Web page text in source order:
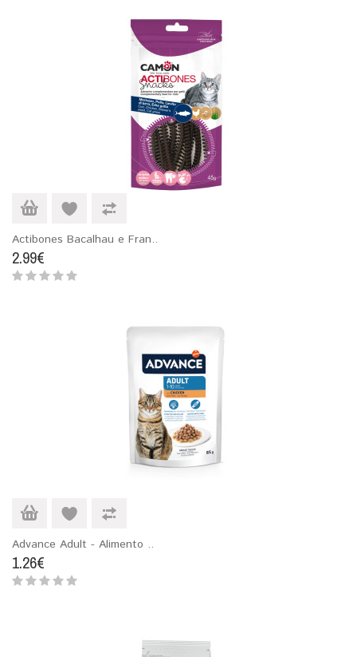
Actibones Bacalhau e Fran..
2.99€
Advance Adult - Alimento ..
1.26€